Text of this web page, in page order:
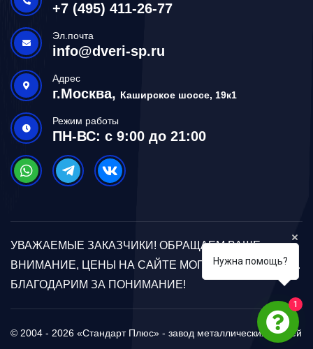
+7 (495) 411-26-77
Эл.почта
info@dveri-sp.ru
Адрес
г.Москва, Каширское шоссе, 19к1
Режим работы
ПН-ВС: с 9:00 до 21:00
УВАЖАЕМЫЕ ЗАКАЗЧИКИ! ОБРАЩАЕМ ВАШЕ
ВНИМАНИЕ, ЦЕНЫ НА САЙТЕ МОГУТ ОТЛИЧАТЬСЯ.
БЛАГОДАРИМ ЗА ПОНИМАНИЕ!
© 2004 - 2026 «Стандарт Плюс» - завод металлических дверей
Нужна помощь?
1